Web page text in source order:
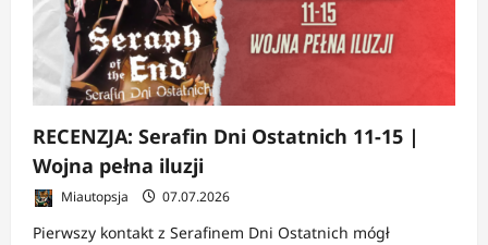
RECENZJA: Serafin Dni Ostatnich 11-15 |
Wojna pełna iluzji
Miautopsja 07.07.2026
Pierwszy kontakt z Serafinem Dni Ostatnich mógł